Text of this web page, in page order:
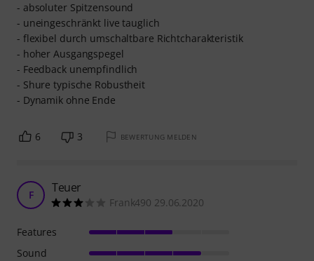
- absoluter Spitzensound
- uneingeschränkt live tauglich
- flexibel durch umschaltbare Richtcharakteristik
- hoher Ausgangspegel
- Feedback unempfindlich
- Shure typische Robustheit
- Dynamik ohne Ende
6 3 BEWERTUNG MELDEN
F Teuer
Frank490 29.06.2020
Features
Sound